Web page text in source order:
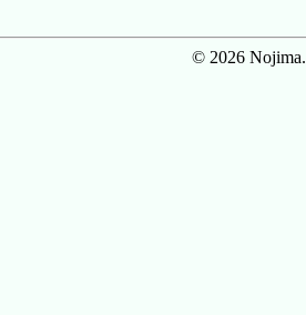
© 2026 Nojima.